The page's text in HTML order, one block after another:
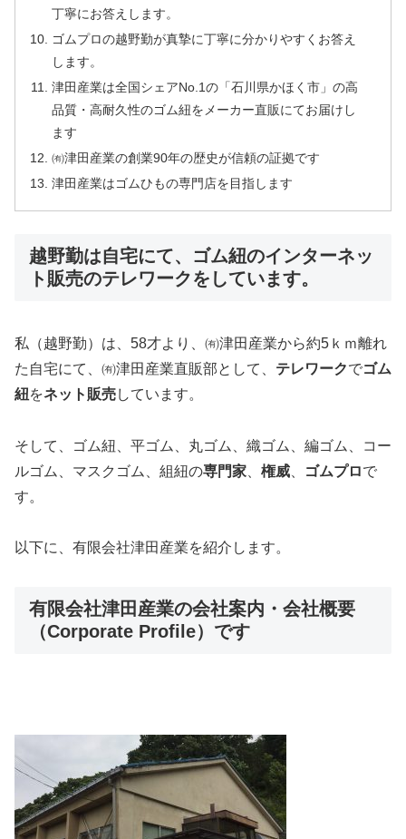
丁寧にお答えします。
ゴムプロの越野勤が真摯に丁寧に分かりやすくお答え
します。
津田産業は全国シェアNo.1の「石川県かほく市」の高
品質・高耐久性のゴム紐をメーカー直販にてお届けし
ます
㈲津田産業の創業90年の歴史が信頼の証拠です
津田産業はゴムひもの専門店を目指します
越野勤は自宅にて、ゴム紐のインターネッ
ト販売のテレワークをしています。
私（越野勤）は、58才より、㈲津田産業から約5ｋｍ離れ
た自宅にて、㈲津田産業直販部として、 テレワークでゴム
紐をネット販売しています。
そして、ゴム紐、平ゴム、丸ゴム、織ゴム、編ゴム、コー
ルゴム、マスクゴム、組紐の専門家 権威 ゴムプロで
す。
以下に、有限会社津田産業を紹介します。
有限会社津田産業の会社案内・会社概要
（Corporate Profile）です